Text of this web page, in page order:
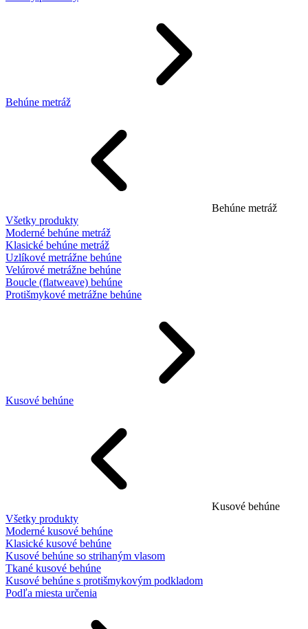
Behúne metráž
Behúne metráž
Všetky produkty
Moderné behúne metráž
Klasické behúne metráž
Uzlíkové metrážne behúne
Velúrové metrážne behúne
Boucle (flatweave) behúne
Protišmykové metrážne behúne
Kusové behúne
Kusové behúne
Všetky produkty
Moderné kusové behúne
Klasické kusové behúne
Kusové behúne so strihaným vlasom
Tkané kusové behúne
Kusové behúne s protišmykovým podkladom
Podľa miesta určenia